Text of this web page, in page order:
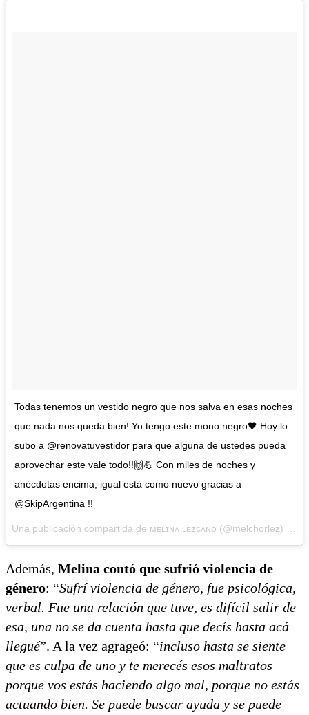
Todas tenemos un vestido negro que nos salva en esas noches
que nada nos queda bien! Yo tengo este mono negro🖤 Hoy lo
subo a @renovatuvestidor para que alguna de ustedes pueda
aprovechar este vale todo!!🙌💪 Con miles de noches y
anécdotas encima, igual está como nuevo gracias a
@SkipArgentina !!
Además, Melina contó que sufrió violencia de
género: “Sufrí violencia de género, fue psicológica,
verbal. Fue una relación que tuve, es difícil salir de
esa, una no se da cuenta hasta que decís hasta acá
llegué”. A la vez agrageó: “incluso hasta se siente
que es culpa de uno y te merecés esos maltratos
porque vos estás haciendo algo mal, porque no estás
actuando bien. Se puede buscar ayuda y se puede